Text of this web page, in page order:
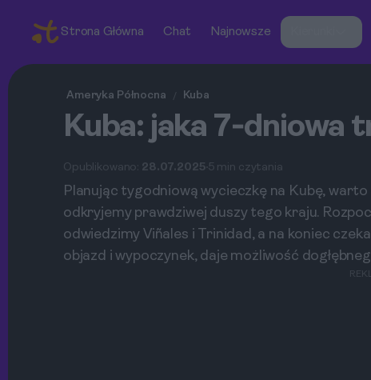
Strona Główna Chat Najnowsze
Ameryka Północna / Kuba
Kuba: jaka 7‑dniowa
Opublikowano: 28.07.2025 5 min czytania
Planując tygodniową wycieczkę na Kubę,
odkryjemy prawdziwej duszy tego kraju.
odwiedzimy Viñales i Trinidad, a na koniec
objazd i wypoczynek, daje możliwość